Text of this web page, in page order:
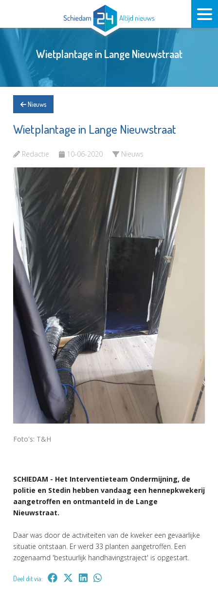
Wietplantage in Lange Nieuwstraat
Nieuws
Wietplantage in Lange Nieuwstraat
Redactie 10-06-2020 Nieuws
Foto's: T&H
SCHIEDAM - Het Interventieteam Ondermijning, de
politie en Stedin hebben vandaag een hennepkwekerij
aangetroffen en ontmanteld in de Lange
Nieuwstraat.
Daar was door de activiteiten van de kweker een gevaarlijke
situatie ontstaan. Er werd 33 planten aangetroffen. Een
zogenaamd 'bestuurlijk handhavingstraject' is opgestart.
Deel dit via: